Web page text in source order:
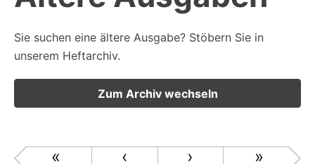
Sie suchen eine ältere Ausgabe? Stöbern Sie in
unserem Heftarchiv.
Zum Archiv wechseln
Pagination
Erste Seite
« Vorherige Seite
‹ Nächste Seite
› Letzte
»